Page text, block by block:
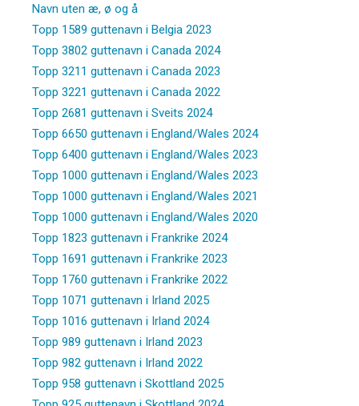
Navn uten æ, ø og å
Topp 1589 guttenavn i Belgia 2023
Topp 3802 guttenavn i Canada 2024
Topp 3211 guttenavn i Canada 2023
Topp 3221 guttenavn i Canada 2022
Topp 2681 guttenavn i Sveits 2024
Topp 6650 guttenavn i England/Wales 2024
Topp 6400 guttenavn i England/Wales 2023
Topp 1000 guttenavn i England/Wales 2023
Topp 1000 guttenavn i England/Wales 2021
Topp 1000 guttenavn i England/Wales 2020
Topp 1823 guttenavn i Frankrike 2024
Topp 1691 guttenavn i Frankrike 2023
Topp 1760 guttenavn i Frankrike 2022
Topp 1071 guttenavn i Irland 2025
Topp 1016 guttenavn i Irland 2024
Topp 989 guttenavn i Irland 2023
Topp 982 guttenavn i Irland 2022
Topp 958 guttenavn i Skottland 2025